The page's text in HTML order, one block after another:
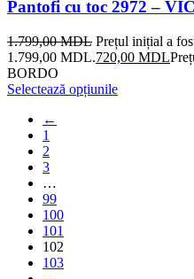
Pantofi cu toc 2972 –
1.799,00MDL Prețul inițial a
1.799,00 MDL.720,00 MDL
BORDO
Selectează opțiunile
←
1
2
3
…
99
100
101
102
103